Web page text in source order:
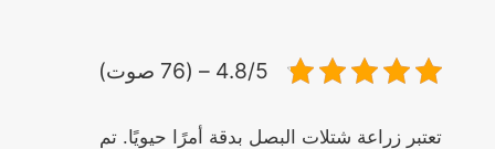
4.8/5 – (76 صوت)
تعتبر زراعة شتلات البصل بدقة أمرًا حيويًا. تم